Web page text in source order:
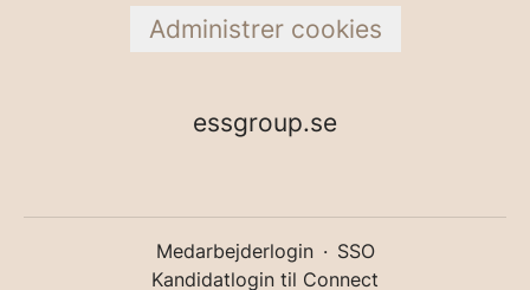
Administrer cookies
essgroup.se
Medarbejderlogin · SSO
Kandidatlogin til Connect